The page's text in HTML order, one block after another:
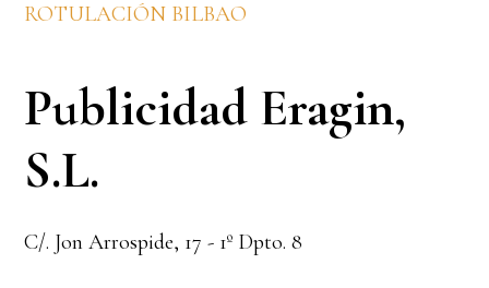
ROTULACIÓN BILBAO
Publicidad Eragin,
S.L.
C/. Jon Arrospide, 17 - 1º Dpto. 8